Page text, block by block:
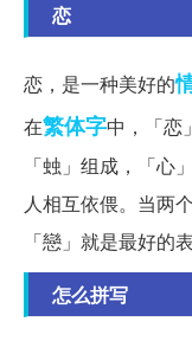
恋
恋，是一种美好的
在繁体字中，「恋
「䖵」组成，「心
人相互依偎。当两
「戀」就是最好的表
怎么拼写